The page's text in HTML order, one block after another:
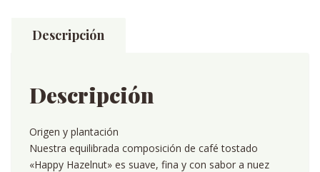
Descripción
Descripción
Origen y plantación
Nuestra equilibrada composición de café tostado
«Happy Hazelnut» es suave, fina y con sabor a nuez